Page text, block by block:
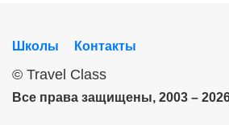
Школы Контакты
© Travel Class
Все права защищены, 2003 –